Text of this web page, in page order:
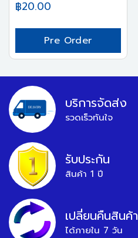
฿20.00
Pre Order
บริการจัดส่ง
รวดเร็วทันใจ
รับประกัน
สินค้า 1 ปี
เปลี่ยนคืนสินค้า
ได้ภายใน 7 วัน